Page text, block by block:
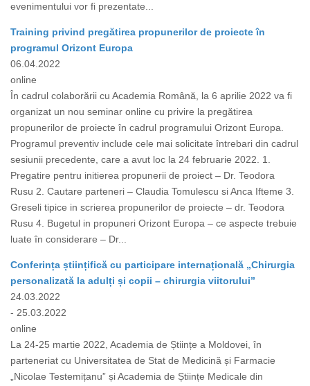
evenimentului vor fi prezentate...
Training privind pregătirea propunerilor de proiecte în
programul Orizont Europa
06.04.2022
online
În cadrul colaborării cu Academia Română, la 6 aprilie 2022 va fi
organizat un nou seminar online cu privire la pregătirea
propunerilor de proiecte în cadrul programului Orizont Europa.
Programul preventiv include cele mai solicitate întrebari din cadrul
sesiunii precedente, care a avut loc la 24 februarie 2022. 1.
Pregatire pentru initierea propunerii de proiect – Dr. Teodora
Rusu 2. Cautare parteneri – Claudia Tomulescu si Anca Ifteme 3.
Greseli tipice in scrierea propunerilor de proiecte – dr. Teodora
Rusu 4. Bugetul in propuneri Orizont Europa – ce aspecte trebuie
luate în considerare – Dr...
Conferința științifică cu participare internațională „Chirurgia
personalizată la adulți și copii – chirurgia viitorului”
24.03.2022
- 25.03.2022
online
La 24-25 martie 2022, Academia de Științe a Moldovei, în
parteneriat cu Universitatea de Stat de Medicină și Farmacie
„Nicolae Testemițanu” și Academia de Științe Medicale din